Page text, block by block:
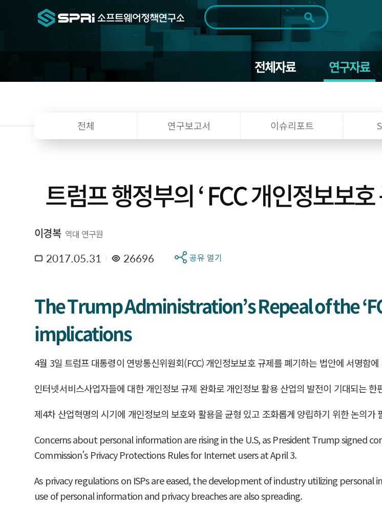
검색범위 전체
기간 전체 1일 1주 1개월 3개월 1년
~
전체자료 연구자료
전체 연구보고서 이슈리포트
트럼프 행정부의 ‘ FCC 개인정보보
이경복 역대 연구원
2017.05.31 26696 공유 열기
The Trump Administration’s Repeal of the
implications
4월 3일 트럼프 대통령이 연방통신위원회(FCC) 개인정보보호 규제를 폐기하는 법안에 서명함
인터넷서비스사업자들에 대한 개인정보 규제 완화로 개인정보 활용 산업의 발전이 기대되는
제4차 산업혁명의 시기에 개인정보의 보호와 활용을 균형 있고 조화롭게 양립하기 위한 논의가
Concerns about personal information are rising in the U.S, as President Trump signed
Commission’s Privacy Protections Rules for Internet users at April 3.
As privacy regulations on ISPs are eased, the development of industry utilizing
use of personal information and privacy breaches are also spreading.